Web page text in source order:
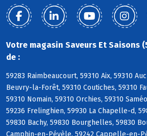
Votre magasin Saveurs Et Saisons
de :
59283 Raimbeaucourt, 59310 Aix, 59310
Beuvry-la-Forêt, 59310 Coutiches, 59310
59310 Nomain, 59310 Orchies, 59310
59236 Frelinghien, 59930 La Chapelle-d,
59830 Bachy, 59830 Bourghelles, 59830